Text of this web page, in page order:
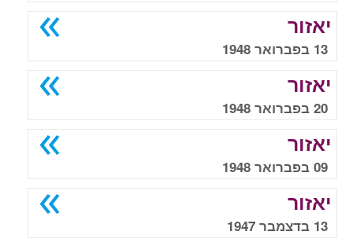
יאזור
13 בפברואר 1948
יאזור
20 בפברואר 1948
יאזור
09 בפברואר 1948
יאזור
13 בדצמבר 1947